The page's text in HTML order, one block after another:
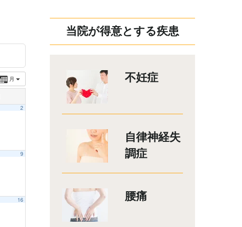
月
2
9
16
当院が得意とする疾患
不妊症
自律神経失
調症
腰痛